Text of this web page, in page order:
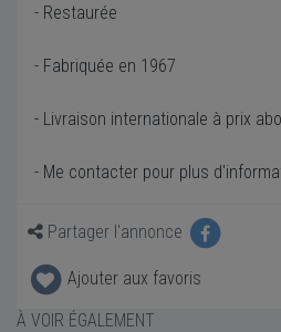
- Restaurée
- Fabriquée en 1967
- Livraison internationale à prix
- Me contacter pour plus
Partager l'annonce
Ajouter aux favoris
À VOIR ÉGALEMENT